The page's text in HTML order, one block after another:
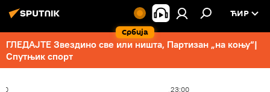
Србија
ЋИР
ГЛЕДАЈТЕ Звездино све или ништа, Партизан „на коњу“|
Спутњик спорт
23:00